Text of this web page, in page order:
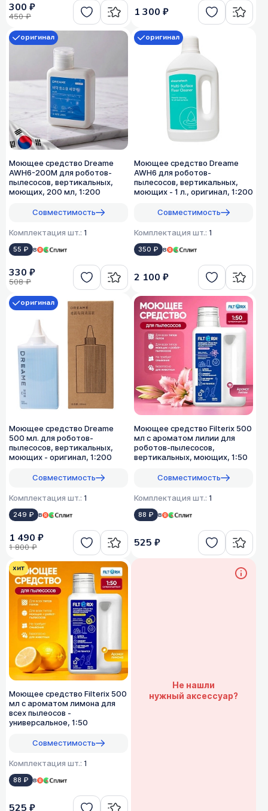
300 ₽
450 ₽ 1 300 ₽
Моющее средство Dreame
AWH6-200M для роботов-
пылесосов, вертикальных,
моющих, 200 мл, 1:200
Совместимость
Комплектация шт.: 1
55 ₽ в
оригинал
330 ₽
508 ₽
Моющее средство Dreame
AWH6 для роботов-
пылесосов, вертикальных,
моющих - 1 л., оригинал, 1:200
Совместимость
Комплектация шт.: 1
350 ₽ в
оригинал
2 100 ₽
Моющее средство Dreame
500 мл. для роботов-
пылесосов, вертикальных,
моющих - оригинал, 1:200
Совместимость
Комплектация шт.: 1
249 ₽ в
оригинал
1 490 ₽
1 800 ₽
Моющее средство Filterix 500
мл с ароматом лилии для
роботов-пылесосов,
вертикальных, моющих, 1:50
Совместимость
Комплектация шт.: 1
88 ₽ в
525 ₽
Моющее средство Filterix 500
мл с ароматом лимона для
всех пылеосов -
универсальное, 1:50
Совместимость
Комплектация шт.: 1
88 ₽ в
хит
525 ₽
Не нашли
нужный аксессуар?